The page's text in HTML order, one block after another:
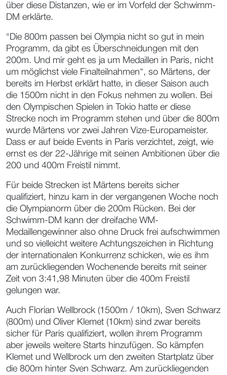
über diese Distanzen, wie er im Vorfeld der Schwimm-
DM erklärte.
"Die 800m passen bei Olympia nicht so gut in mein
Programm, da gibt es Überschneidungen mit den
200m. Und mir geht es ja um Medaillen in Paris, nicht
um möglichst viele Finalteilnahmen“, so Märtens, der
bereits im Herbst erklärt hatte, in dieser Saison auch
die 1500m nicht in den Fokus nehmen zu wollen. Bei
den Olympischen Spielen in Tokio hatte er diese
Strecke noch im Programm stehen und über die 800m
wurde Märtens vor zwei Jahren Vize-Europameister.
Dass er auf beide Events in Paris verzichtet, zeigt, wie
ernst es der 22-Jährige mit seinen Ambitionen über die
200 und 400m Freistil nimmt.
Für beide Strecken ist Märtens bereits sicher
qualifiziert, hinzu kam in der vergangenen Woche noch
die Olympianorm über die 200m Rücken. Bei der
Schwimm-DM kann der dreifache WM-
Medaillengewinner also ohne Druck frei aufschwimmen
und so vielleicht weitere Achtungszeichen in Richtung
der internationalen Konkurrenz schicken, wie es ihm
am zurückliegenden Wochenende bereits mit seiner
Zeit von 3:41,98 Minuten über die 400m Freistil
gelungen war.
Auch Florian Wellbrock (1500m / 10km), Sven Schwarz
(800m) und Oliver Klemet (10km) sind zwar bereits
sicher für Paris qualifiziert, wollen ihrem Programm
aber jeweils weitere Starts hinzufügen. So kämpfen
Klemet und Wellbrock um den zweiten Startplatz über
die 800m hinter Sven Schwarz. Am zurückliegenden